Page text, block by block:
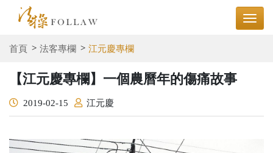
首頁 法客專欄 江元慶專欄
【江元慶專欄】一個農曆年的傷痛故事
2019-02-15 江元慶